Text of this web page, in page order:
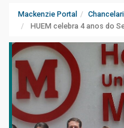
Mackenzie Portal
HUEM celebra 4 anos do